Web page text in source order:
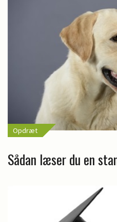
Opdræt
Sådan læser du en